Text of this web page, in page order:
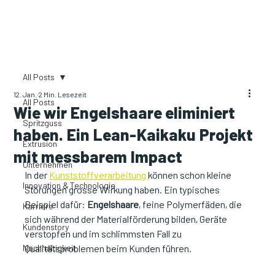
All Posts
Spritzguss
Extrusion
Unternehmen
Innovation & Technologie
Karriere
Kundenstory
Nachhaltigkeit
All Posts
Wie wir Engelshaare eliminiert
haben. Ein Lean-Kaikaku Projekt
mit messbarem Impact
12. Jan. 2 Min. Lesezeit
In der Kunststoffverarbeitung können schon kleine
Störungen grosse Wirkung haben. Ein typisches
Beispiel dafür: Engelshaare, feine Polymerfäden, die
sich während der Materialförderung bilden, Geräte
verstopfen und im schlimmsten Fall zu
Qualitätsproblemen beim Kunden führen.